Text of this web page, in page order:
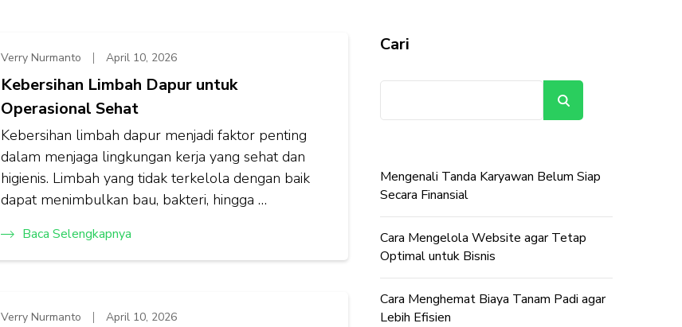
Verry Nurmanto April 10, 2026
Kebersihan Limbah Dapur untuk
Operasional Sehat
Kebersihan limbah dapur menjadi faktor penting
dalam menjaga lingkungan kerja yang sehat dan
higienis. Limbah yang tidak terkelola dengan baik
dapat menimbulkan bau, bakteri, hingga …
Baca Selengkapnya
Verry Nurmanto April 10, 2026
Cari
Mengenali Tanda Karyawan Belum Siap
Secara Finansial
Cara Mengelola Website agar Tetap
Optimal untuk Bisnis
Cara Menghemat Biaya Tanam Padi agar
Lebih Efisien